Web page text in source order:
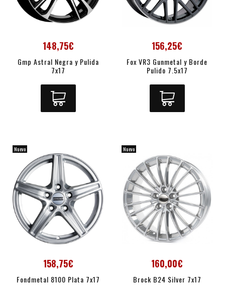
148,75€
Gmp Astral Negra y Pulida
7x17
156,25€
Fox VR3 Gunmetal y Borde
Pulido 7.5x17
Nuevo
158,75€
Fondmetal 8100 Plata 7x17
Nuevo
160,00€
Brock B24 Silver 7x17